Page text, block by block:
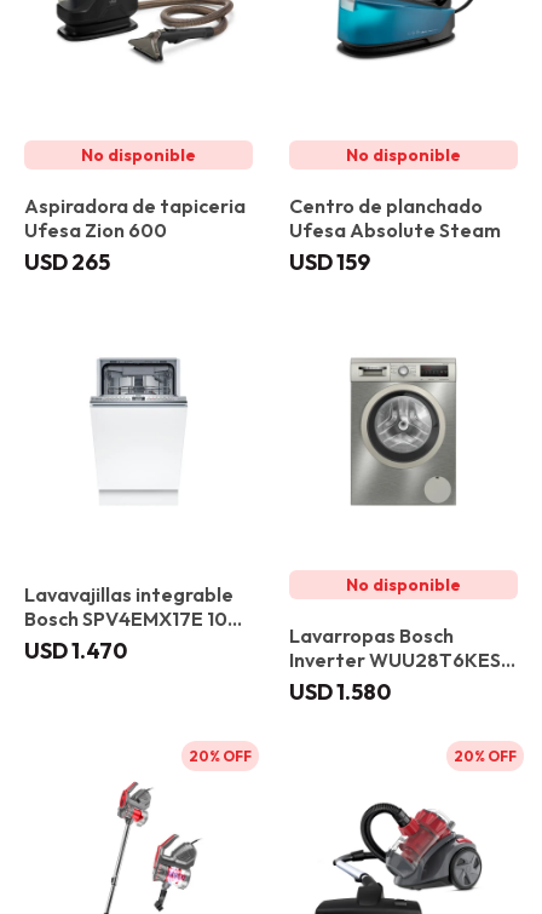
Aspiradora de tapiceria
Ufesa Zion 600
USD265
Centro de planchado
Ufesa Absolute Steam
USD159
Lavavajillas integrable
Bosch SPV4EMX17E 10
servicios
USD1.470
Lavarropas Bosch
Inverter WUU28T6KES 9
kg Acero Inox
USD1.580
20 20